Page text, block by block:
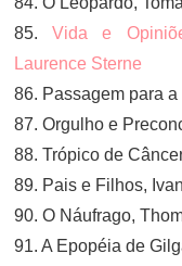
85.Vida e
Laurence Sterne
86. Passagem para
87. Orgulho e
88. Trópico de
89. Pais e Filhos,
90. O Náufrago,
91. A Epopéia de